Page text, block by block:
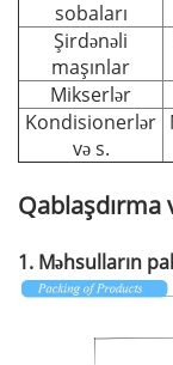
sobaları
Şirdənəli
maşınlar
Mikserlər
Kondisionerlər
və s.
Qablaşdırma
1. Məhsulların